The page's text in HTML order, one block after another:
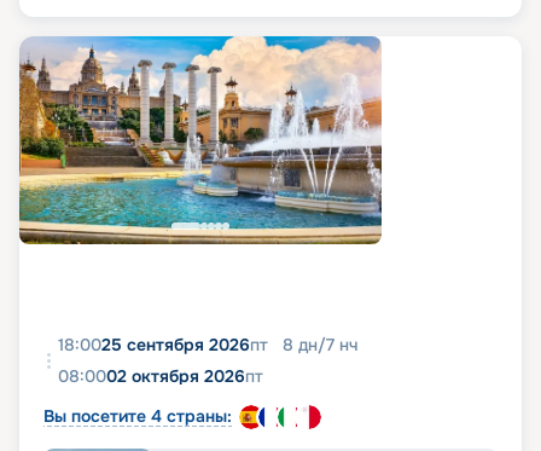
18:0025 сентября 2026пт 8 дн/7 нч
08:0002 октября 2026пт
Вы посетите 4 страны: